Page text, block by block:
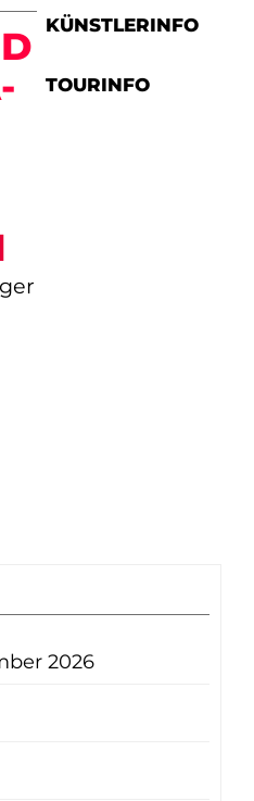
KÜNSTLERINFO
TOURINFO
2026